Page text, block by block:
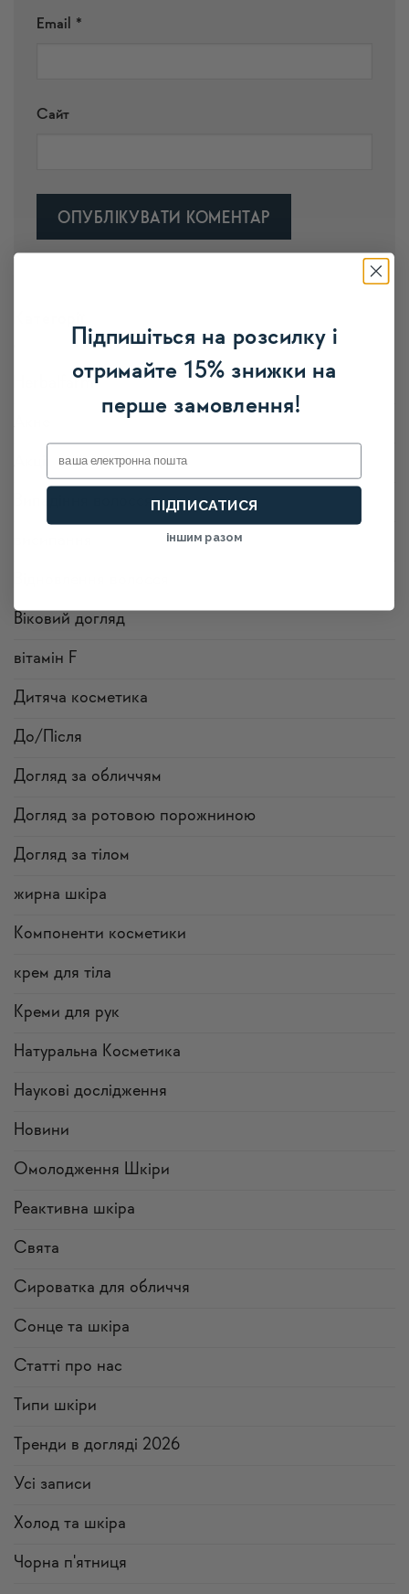
Email *
Сайт
Випадіння волосся
Віковий догляд
вітамін F
Дитяча косметика
До/Після
Догляд за обличчям
Догляд за ротовою порожниною
Догляд за тілом
жирна шкіра
Компоненти косметики
крем для тіла
Креми для рук
Натуральна Косметика
Наукові дослідження
Новини
Омолодження Шкіри
Реактивна шкіра
Свята
Сироватка для обличчя
Сонце та шкіра
Статті про нас
Типи шкіри
Тренди в догляді 2026
Усi записи
Холод та шкіра
Чорна п'ятниця
Підпишіться на розсилку і
отримайте 15% знижки на
перше замовлення!
Email
ПІДПИСАТИСЯ
іншим разом